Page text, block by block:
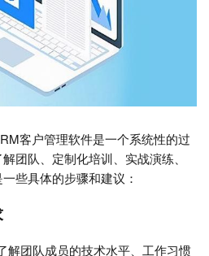
客户管理软件是一个系统性的过
团队、定制化培训、实战演练、
些具体的步骤和建议：
解团队成员的技术水平、工作习惯